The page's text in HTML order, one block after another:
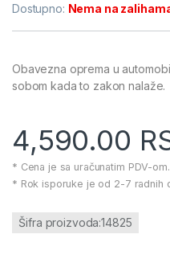
Dostupno: Nema na
Obavezna oprema u
sobom kada to zakon nalaže.
4,590.00
* Cena je sa uračunatim PDV-om.
* Rok isporuke je od 2-7 radnih
Šifra proizvoda:14825